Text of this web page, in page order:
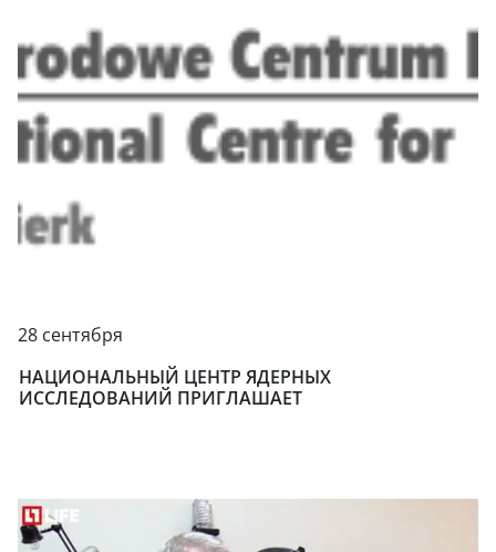
28 сентября
НАЦИОНАЛЬНЫЙ ЦЕНТР ЯДЕРНЫХ
ИССЛЕДОВАНИЙ ПРИГЛАШАЕТ